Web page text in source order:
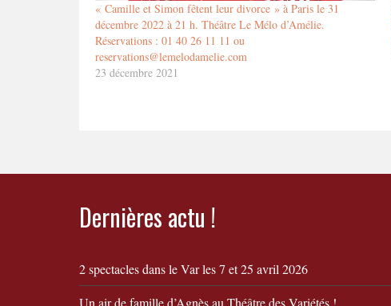
« Camille et Simon fêtent leur divorce » à Paris le 31
décembre 2022 à 21 h. Théâtre Le Mélo d’Amélie.
Réservations : 01 40 26 11 11 ou
reservations@lemelodamelie.com
23 décembre 2021
Dernières actu !
2 spectacles dans le Var les 7 et 25 avril 2026
Un air de famille d’Agnès au Théâtre des Variétés !